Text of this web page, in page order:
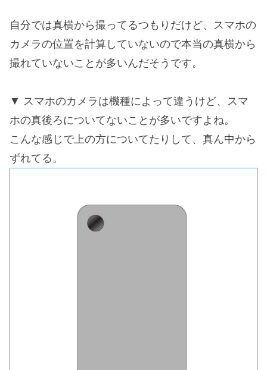
自分では真横から撮ってるつもりだけど、スマホの
カメラの位置を計算していないので本当の真横から
撮れていないことが多いんだそうです。
スマホのカメラは機種によって違うけど、スマ
ホの真後ろについてないことが多いですよね。
こんな感じで上の方についてたりして、真ん中から
ずれてる。